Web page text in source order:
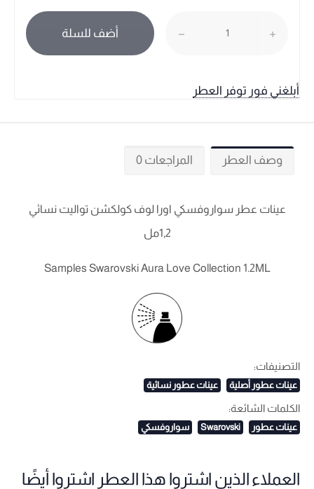
أضف للسلة
أبلغني فور توفر العطر
وصف العطر المراجعات 0
عينات عطر سواروفسكي اورا لوف كولكشن تواليت نسائي
1,2مل
Samples Swarovski Aura Love Collection 1.2ML
التصنيفات:
عينات عطور أصلية عينات عطور نسائية
الكلمات الشائعة:
عينات عطور Swarovski سواروفسكي
العملاء الذين اشتروا هذا العطر اشتروا أيضًا